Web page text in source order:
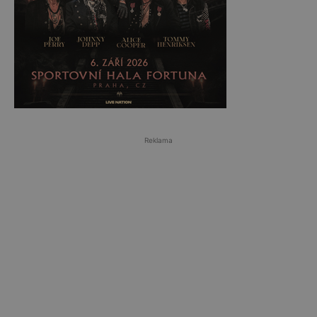
Reklama